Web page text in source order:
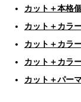
カット＋本格
カット＋カラ
カット＋カラ
カット＋カラ
カット＋パー